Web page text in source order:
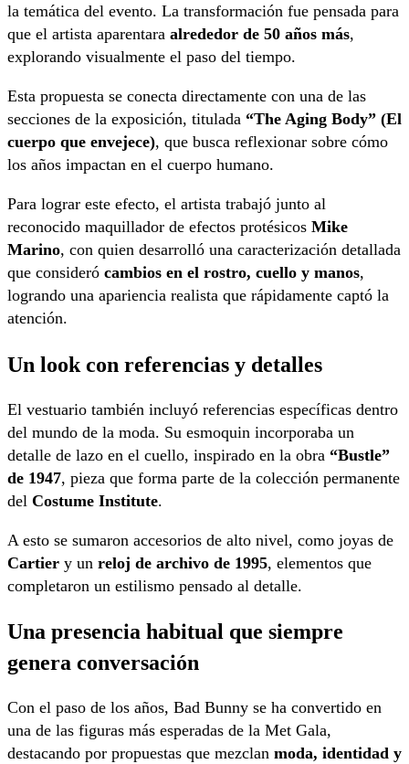
la temática del evento. La transformación fue pensada para
que el artista aparentara alrededor de 50 años más,
explorando visualmente el paso del tiempo.
Esta propuesta se conecta directamente con una de las
secciones de la exposición, titulada “The Aging Body” (El
cuerpo que envejece), que busca reflexionar sobre cómo
los años impactan en el cuerpo humano.
Para lograr este efecto, el artista trabajó junto al
reconocido maquillador de efectos protésicos Mike
Marino, con quien desarrolló una caracterización detallada
que consideró cambios en el rostro, cuello y manos,
logrando una apariencia realista que rápidamente captó la
atención.
Un look con referencias y detalles
El vestuario también incluyó referencias específicas dentro
del mundo de la moda. Su esmoquin incorporaba un
detalle de lazo en el cuello, inspirado en la obra “Bustle”
de 1947, pieza que forma parte de la colección permanente
del Costume Institute.
A esto se sumaron accesorios de alto nivel, como joyas de
Cartier y un reloj de archivo de 1995, elementos que
completaron un estilismo pensado al detalle.
Una presencia habitual que siempre
genera conversación
Con el paso de los años, Bad Bunny se ha convertido en
una de las figuras más esperadas de la Met Gala,
destacando por propuestas que mezclan moda, identidad y